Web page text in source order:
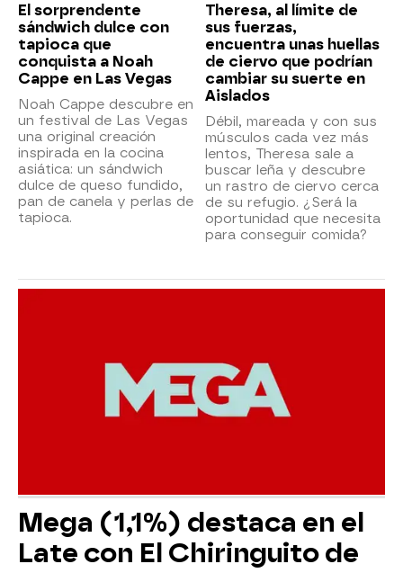
El sorprendente
sándwich dulce con
tapioca que
conquista a Noah
Cappe en Las Vegas
Noah Cappe descubre en
un festival de Las Vegas
una original creación
inspirada en la cocina
asiática: un sándwich
dulce de queso fundido,
pan de canela y perlas de
tapioca.
Theresa, al límite de
sus fuerzas,
encuentra unas huellas
de ciervo que podrían
cambiar su suerte en
Aislados
Débil, mareada y con sus
músculos cada vez más
lentos, Theresa sale a
buscar leña y descubre
un rastro de ciervo cerca
de su refugio. ¿Será la
oportunidad que necesita
para conseguir comida?
Mega (1,1%) destaca en el
Late con El Chiringuito de